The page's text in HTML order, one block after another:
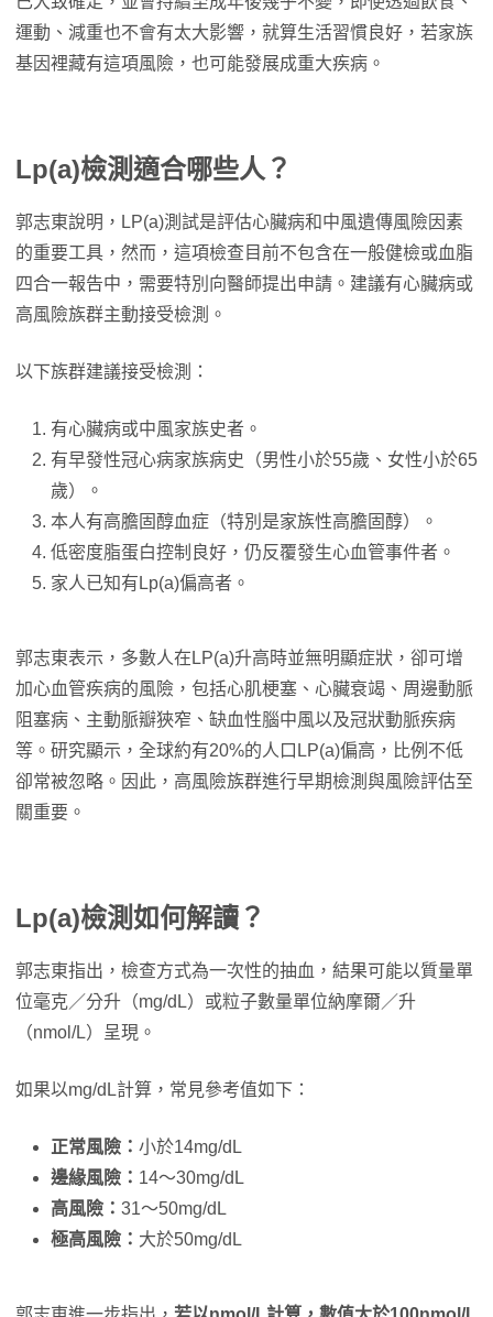
運動、減重也不會有太大影響，就算生活習慣良好，若家族
基因裡藏有這項風險，也可能發展成重大疾病。
Lp(a)檢測適合哪些人？
郭志東說明，LP(a)測試是評估心臟病和中風遺傳風險因素
的重要工具，然而，這項檢查目前不包含在一般健檢或血脂
四合一報告中，需要特別向醫師提出申請。建議有心臟病或
高風險族群主動接受檢測。
以下族群建議接受檢測：
有心臟病或中風家族史者。
有早發性冠心病家族病史（男性小於55歲、女性小於65
歲）。
本人有高膽固醇血症（特別是家族性高膽固醇）。
低密度脂蛋白控制良好，仍反覆發生心血管事件者。
家人已知有Lp(a)偏高者。
郭志東表示，多數人在LP(a)升高時並無明顯症狀，卻可增
加心血管疾病的風險，包括心肌梗塞、心臟衰竭、周邊動脈
阻塞病、主動脈瓣狹窄、缺血性腦中風以及冠狀動脈疾病
等。研究顯示，全球約有20%的人口LP(a)偏高，比例不低
卻常被忽略。因此，高風險族群進行早期檢測與風險評估至
關重要。
Lp(a)檢測如何解讀？
郭志東指出，檢查方式為一次性的抽血，結果可能以質量單
位毫克／分升（mg/dL）或粒子數量單位納摩爾／升
（nmol/L）呈現。
如果以mg/dL計算，常見參考值如下：
正常風險： 小於14mg/dL
邊緣風險： 14～30mg/dL
高風險： 31～50mg/dL
極高風險： 大於50mg/dL